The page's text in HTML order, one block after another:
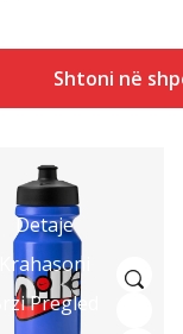
Shtoni në
Detaje
Krahasoni
Brzi Pregled